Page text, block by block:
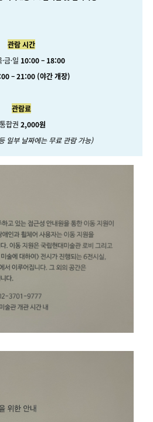
관람 시간
금·일 10:00 – 18:00
– 21:00 (야간 개장)
관람료
통합권 2,000원
일부 날짜에는 무료 관람 가능)